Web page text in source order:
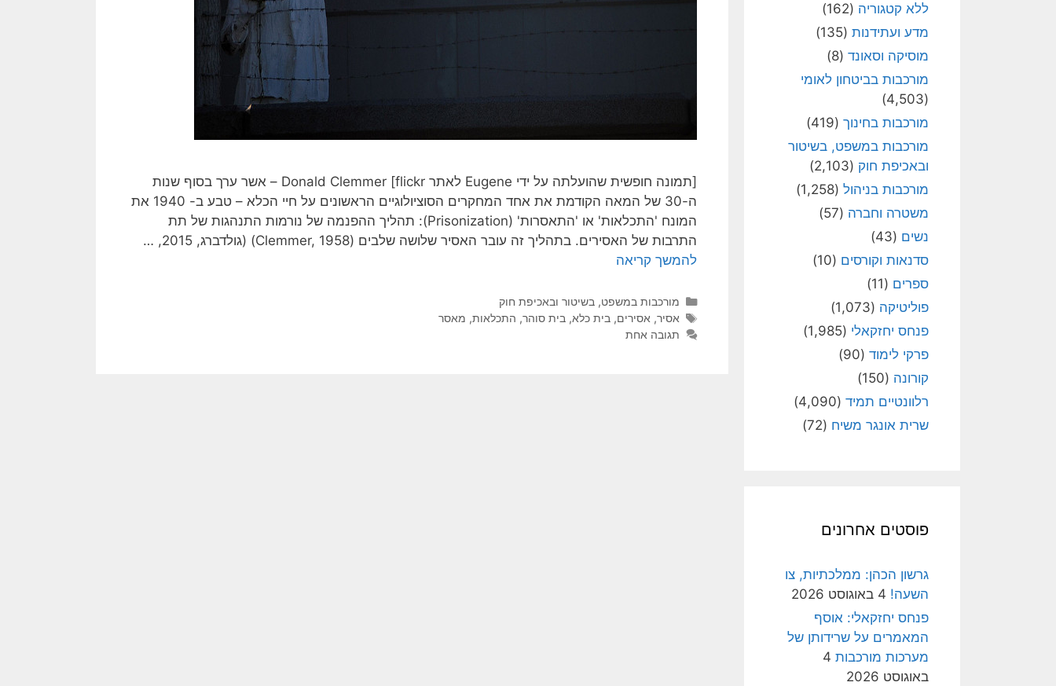
[תמונה חופשית שהועלתה על ידי Eugene לאתר flickr] Donald Clemmer – אשר ערך בסוף שנות
ה-30 של המאה הקודמת את אחד המחקרים הסוציולוגיים הראשונים על חיי הכלא – טבע ב- 1940 את
המונח 'התכלאות' או 'התאסרות' (Prisonization): תהליך ההפנמה של נורמות התנהגות של תת
התרבות של האסירים. בתהליך זה עובר האסיר שלושה שלבים (Clemmer, 1958) (גולדברג, 2015, …
להמשך קריאה
קטגוריות
מורכבות במשפט, בשיטור ובאכיפת חוק
תגיות
אסיר, אסירים, בית כלא, בית סוהר, התכלאות, מאסר
תגובה אחת
ללא קטגוריה (162)
מדע ועתידנות (135)
מוסיקה וסאונד (8)
מורכבות בביטחון לאומי
(4,503)
מורכבות בחינוך (419)
מורכבות במשפט, בשיטור
ובאכיפת חוק (2,103)
מורכבות בניהול (1,258)
משטרה וחברה (57)
נשים (43)
סדנאות וקורסים (10)
ספרים (11)
פוליטיקה (1,073)
פנחס יחזקאלי (1,985)
פרקי לימוד (90)
קורונה (150)
רלוונטיים תמיד (4,090)
שרית אונגר משיח (72)
פוסטים אחרונים
גרשון הכהן: ממלכתיות, צו
השעה! 4 באוגוסט 2026
פנחס יחזקאלי: אוסף
המאמרים על שרידותן של
מערכות מורכבות 4
באוגוסט 2026